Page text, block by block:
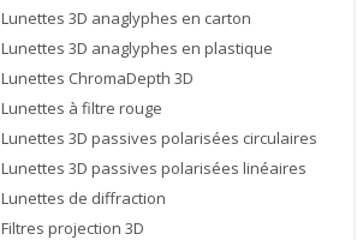
Lunettes 3D anaglyphes en carton
Lunettes 3D anaglyphes en plastique
Lunettes ChromaDepth 3D
Lunettes à filtre rouge
Lunettes 3D passives polarisées circulaires
Lunettes 3D passives polarisées linéaires
Lunettes de diffraction
Filtres projection 3D